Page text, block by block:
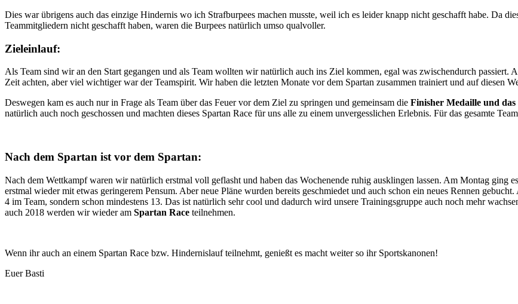
Dies war übrigens auch das einzige Hindernis wo ich Strafburpees machen musste, weil ich es leider knapp nicht geschafft habe. Da
Teammitgliedern nicht geschafft haben, waren die Burpees natürlich umso qualvoller.
Zieleinlauf:
Als Team sind wir an den Start gegangen und als Team wollten wir natürlich auch ins Ziel kommen, egal was zwischendurch
Zeit achten, aber viel wichtiger war der Teamspirit. Wir haben die letzten Monate vor dem Spartan zusammen trainiert und auf diesen
Deswegen kam es auch nur in Frage als Team über das Feuer vor dem Ziel zu springen und gemeinsam die Finisher Medaille und
natürlich auch noch geschossen und machten dieses Spartan Race für uns alle zu einem unvergesslichen Erlebnis. Für das gesamte
Nach dem Spartan ist vor dem Spartan:
Nach dem Wettkampf waren wir natürlich erstmal voll geflasht und haben das Wochenende ruhig ausklingen lassen. Am Montag ging
erstmal wieder mit etwas geringerem Pensum. Aber neue Pläne wurden bereits geschmiedet und auch schon ein neues Rennen
4 im Team, sondern schon mindestens 13. Das ist natürlich sehr cool und dadurch wird unsere Trainingsgruppe auch noch mehr
auch 2018 werden wir wieder am Spartan Race teilnehmen.
Wenn ihr auch an einem Spartan Race bzw. Hindernislauf teilnehmt, genießt es macht weiter so ihr Sportskanonen!
Euer Basti